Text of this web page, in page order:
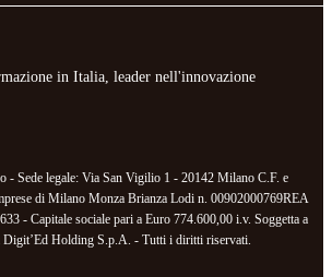
in Italia, leader nell'innovazione
- Sede legale: Via San Vigilio 1 - 20142 Milano C.F. e
di Milano Monza Brianza Lodi n. 00902000769REA
- Capitale sociale pari a Euro 774.600,00 i.v. Soggetta a
Digit’Ed Holding S.p.A. - Tutti i diritti riservati.